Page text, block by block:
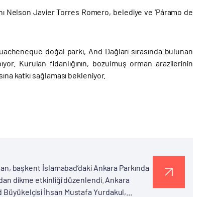
Nelson Javier Torres Romero, belediye ve ‘Páramo de
doğal parkı, And Dağları sırasında bulunan
Kurulan fidanlığının, bozulmuş orman arazilerinin
katkı sağlaması bekleniyor.
başkent İslamabad’daki Ankara Parkında
dikme etkinliği düzenlendi. Ankara
İhsan Mustafa Yurdakul,...